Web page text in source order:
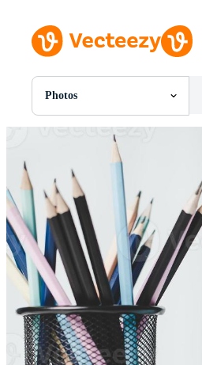
Photos
Toutes Images
PSDs
SVGs
Modèles
Vecteurs
Vidéos
Motion graphics
Images Éditoriales
Événements Éditoriaux